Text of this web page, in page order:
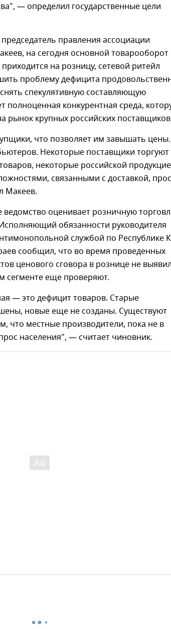
— определил государственные цели
правления ассоциации
на сегодня основной товарооборот
на розницу, сетевой ритейл
проблему дефицита
спекулятивную составляющую
полноценная конкурентная среда,
рынок крупных российских
что позволяет им завышать цены.
Некоторые поставщики торгуют
некоторые российской
связанными с доставкой,
Макеев.
оценивает розничную
обязанности руководителя
службой по Республике
сообщил, что во время проведенных
ценового сговора в рознице не
сегменте еще проверяют.
— это дефицит товаров. Старые
новые еще не созданы. Существуют
что местные производители, пока не в
населения", — считает чиновник.